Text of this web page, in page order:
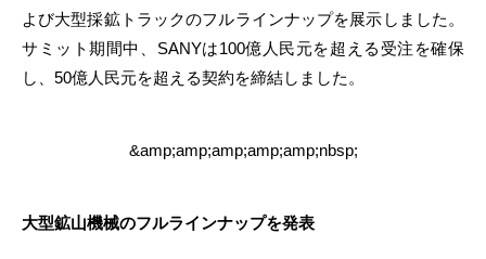
よび大型採鉱トラックのフルラインナップを展示しました。
サミット期間中、SANYは100億人民元を超える受注を確保
し、50億人民元を超える契約を締結しました。
&amp;amp;amp;amp;amp;nbsp;
大型鉱山機械のフルラインナップを発表